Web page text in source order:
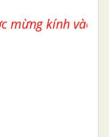
mừng kính vào